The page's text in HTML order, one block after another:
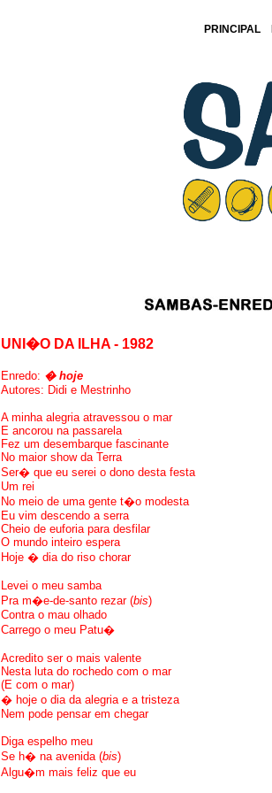
PRINCIPAL
UNI�O DA ILHA - 1982
Enredo: � hoje
Autores: Didi e Mestrinho
A minha alegria atravessou o mar
E ancorou na passarela
Fez um desembarque fascinante
No maior show da Terra
Ser� que eu serei o dono desta festa
Um rei
No meio de uma gente t�o modesta
Eu vim descendo a serra
Cheio de euforia para desfilar
O mundo inteiro espera
Hoje � dia do riso chorar
Levei o meu samba
Pra m�e-de-santo rezar (bis)
Contra o mau olhado
Carrego o meu Patu�
Acredito ser o mais valente
Nesta luta do rochedo com o mar
(E com o mar)
� hoje o dia da alegria e a tristeza
Nem pode pensar em chegar
Diga espelho meu
Se h� na avenida (bis)
Algu�m mais feliz que eu